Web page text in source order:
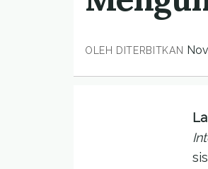
OLEH DITERBITKAN